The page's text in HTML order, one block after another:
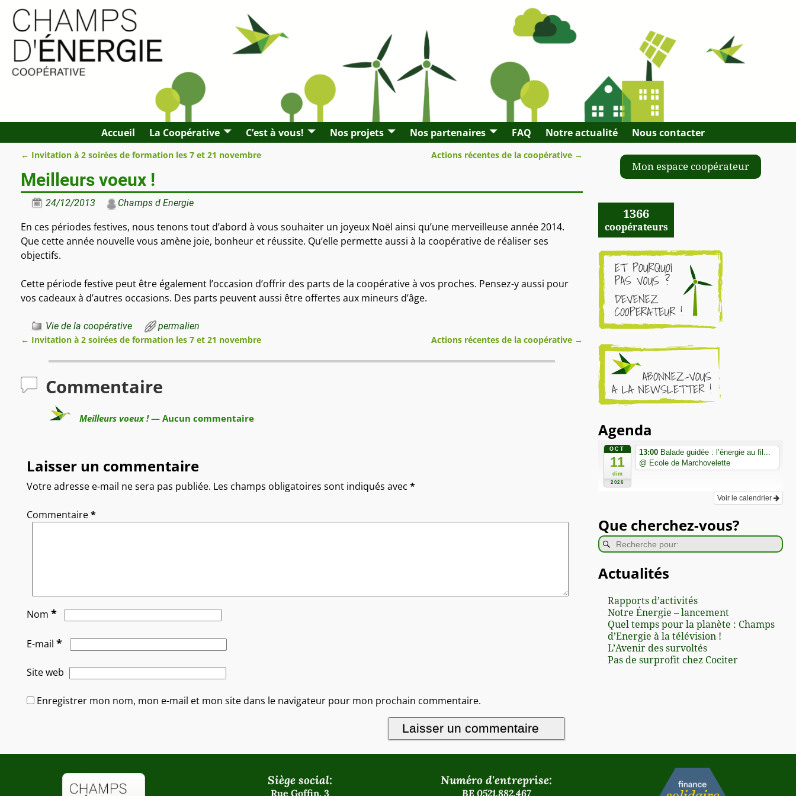
Accueil La Coopérative C’est à vous! Nos projets Nos partenaires FAQ Notre actualité Nous contacter
← Invitation à 2 soirées de formation les 7 et 21 novembre Actions récentes de la coopérative →
Meilleurs voeux !
24/12/2013 Champs d Energie
En ces périodes festives, nous tenons tout d’abord à vous souhaiter un joyeux Noël ainsi qu’une merveilleuse année 2014.
Que cette année nouvelle vous amène joie, bonheur et réussite. Qu’elle permette aussi à la coopérative de réaliser ses
objectifs.
Cette période festive peut être également l’occasion d’offrir des parts de la coopérative à vos proches. Pensez-y aussi pour
vos cadeaux à d’autres occasions. Des parts peuvent aussi être offertes aux mineurs d’âge.
Vie de la coopérative permalien
← Invitation à 2 soirées de formation les 7 et 21 novembre Actions récentes de la coopérative →
Commentaire
Meilleurs voeux !— Aucun commentaire
Laisser un commentaire
Votre adresse e-mail ne sera pas publiée. Les champs obligatoires sont indiqués avec *
Commentaire*
Nom *
E-mail *
Site web
Enregistrer mon nom, mon e-mail et mon site dans le navigateur pour mon prochain commentaire.
Mon espace coopérateur
1366
coopérateurs
Agenda
OCT
11
dim
2026
13:00 Balade guidée : l’énergie au fil...
@ Ecole de Marchovelette
Voir le calendrier
Que cherchez-vous?
Actualités
Rapports d’activités
Notre Énergie – lancement
Quel temps pour la planète : Champs
d’Energie à la télévision !
L’Avenir des survoltés
Pas de surprofit chez Cociter
Siège social:
Rue Goffin, 3
Numéro d'entreprise:
BE 0521.882.467